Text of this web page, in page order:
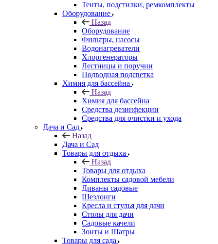
Тенты, подстилки, ремкомплекты
Оборудование
Назад
Оборудование
Фильтры, насосы
Водонагреватели
Хлоргенераторы
Лестницы и поручни
Подводная подсветка
Химия для бассейна
Назад
Химия для бассейна
Средства дезинфекции
Средства для очистки и ухода
Дача и Сад
Назад
Дача и Сад
Товары для отдыха
Назад
Товары для отдыха
Комплекты садовой мебели
Диваны садовые
Шезлонги
Кресла и стулья для дачи
Столы для дачи
Садовые качели
Зонты и Шатры
Товары для сада